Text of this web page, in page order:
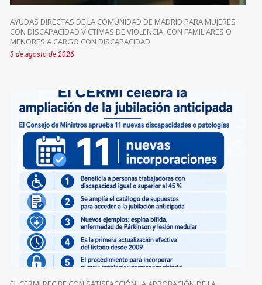
AYUDAS DIRECTAS DE LA COMUNIDAD DE MADRID PARA MUJERES
CON DISCAPACIDAD VÍCTIMAS DE VIOLENCIA, CON FAMILIARES O
MENORES A CARGO CON DISCAPACIDAD
3 de agosto de 2026